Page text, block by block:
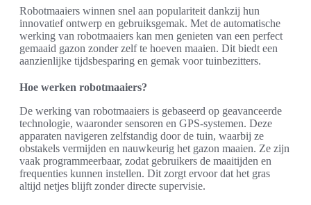
Robotmaaiers winnen snel aan populariteit dankzij hun
innovatief ontwerp en gebruiksgemak. Met de automatische
werking van robotmaaiers kan men genieten van een perfect
gemaaid gazon zonder zelf te hoeven maaien. Dit biedt een
aanzienlijke tijdsbesparing en gemak voor tuinbezitters.
Hoe werken robotmaaiers?
De werking van robotmaaiers is gebaseerd op geavanceerde
technologie, waaronder sensoren en GPS-systemen. Deze
apparaten navigeren zelfstandig door de tuin, waarbij ze
obstakels vermijden en nauwkeurig het gazon maaien. Ze zijn
vaak programmeerbaar, zodat gebruikers de maaitijden en
frequenties kunnen instellen. Dit zorgt ervoor dat het gras
altijd netjes blijft zonder directe supervisie.